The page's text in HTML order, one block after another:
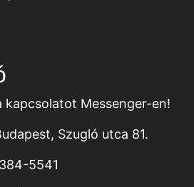
kapcsolatot Messenger-en!
Szugló utca 81.
5541